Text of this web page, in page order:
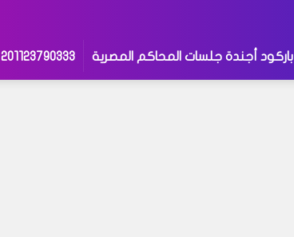
باركود أجندة جلسات المحاكم المصرية 201123790333 +